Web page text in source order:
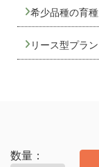
希少品種の育
リース型プラ
数量：